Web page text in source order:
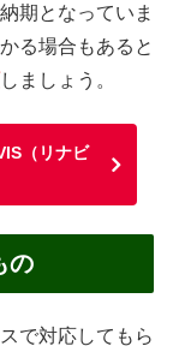
期となっていま
る場合もあると
しましょう。
（リナビ
の
で対応してもら